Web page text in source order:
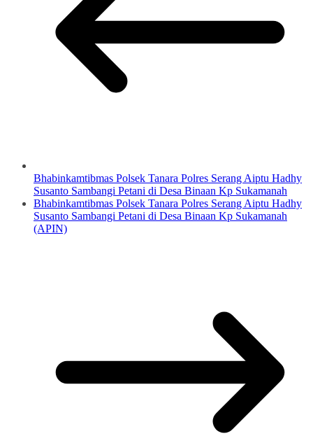
Bhabinkamtibmas Polsek Tanara Polres Serang Aiptu Hadhy
Susanto Sambangi Petani di Desa Binaan Kp Sukamanah
Bhabinkamtibmas Polsek Tanara Polres Serang Aiptu Hadhy
Susanto Sambangi Petani di Desa Binaan Kp Sukamanah
(APIN)